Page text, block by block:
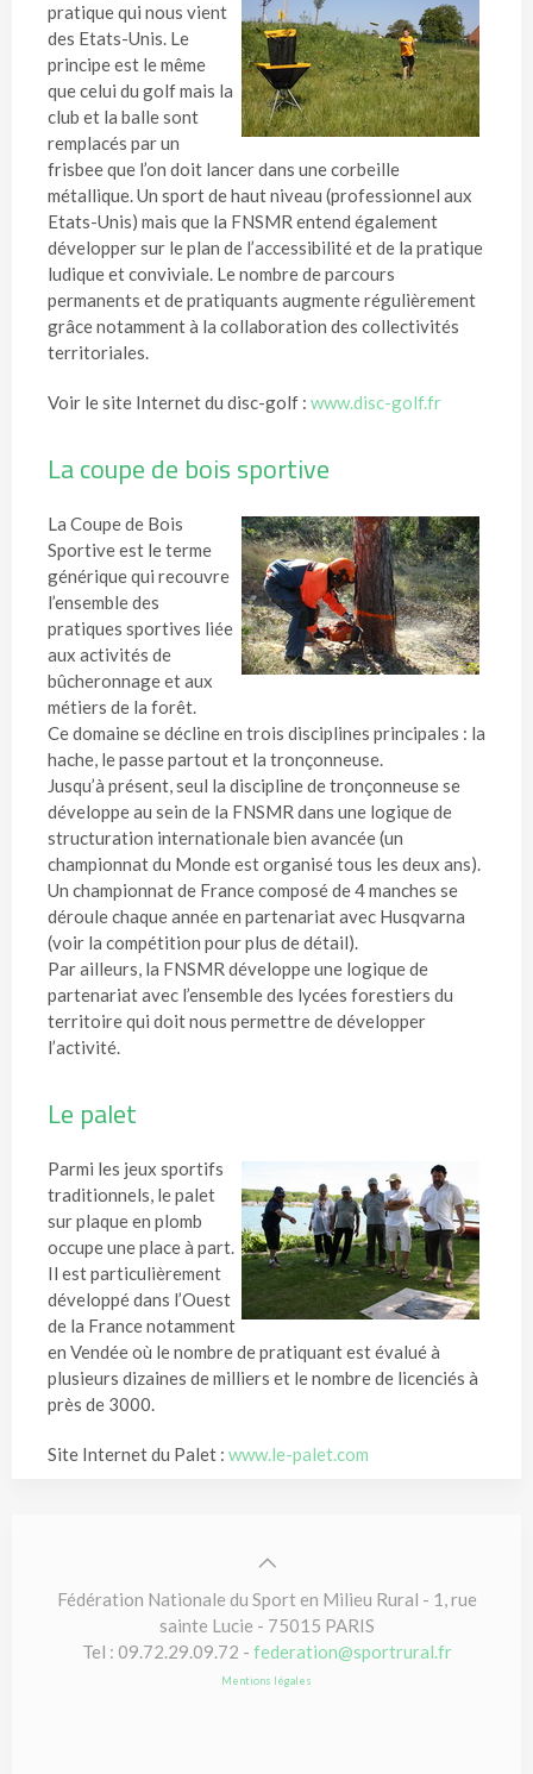
pratique qui nous vient
des Etats-Unis. Le
principe est le même
que celui du golf mais la
club et la balle sont
remplacés par un
frisbee que l’on doit lancer dans une corbeille
métallique. Un sport de haut niveau (professionnel aux
Etats-Unis) mais que la FNSMR entend également
développer sur le plan de l’accessibilité et de la pratique
ludique et conviviale. Le nombre de parcours
permanents et de pratiquants augmente régulièrement
grâce notamment à la collaboration des collectivités
territoriales.
Voir le site Internet du disc-golf : www.disc-golf.fr
La coupe de bois sportive
La Coupe de Bois
Sportive est le terme
générique qui recouvre
l’ensemble des
pratiques sportives liée
aux activités de
bûcheronnage et aux
métiers de la forêt.
Ce domaine se décline en trois disciplines principales : la
hache, le passe partout et la tronçonneuse.
Jusqu’à présent, seul la discipline de tronçonneuse se
développe au sein de la FNSMR dans une logique de
structuration internationale bien avancée (un
championnat du Monde est organisé tous les deux ans).
Un championnat de France composé de 4 manches se
déroule chaque année en partenariat avec Husqvarna
(voir la compétition pour plus de détail).
Par ailleurs, la FNSMR développe une logique de
partenariat avec l’ensemble des lycées forestiers du
territoire qui doit nous permettre de développer
l’activité.
Le palet
Parmi les jeux sportifs
traditionnels, le palet
sur plaque en plomb
occupe une place à part.
Il est particulièrement
développé dans l’Ouest
de la France notamment
en Vendée où le nombre de pratiquant est évalué à
plusieurs dizaines de milliers et le nombre de licenciés à
près de 3000.
Site Internet du Palet : www.le-palet.com
Fédération Nationale du Sport en Milieu Rural - 1, rue
sainte Lucie - 75015 PARIS
Tel : 09.72.29.09.72 - federation@sportrural.fr
Mentions légales